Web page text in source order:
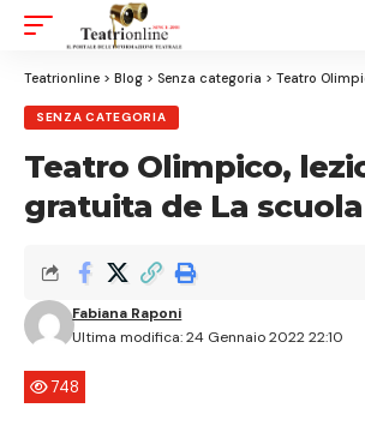
Teatrionline > Blog > Senza categoria > Teatro Olimpico,
SENZA CATEGORIA
Teatro Olimpico,
gratuita de La
Ultima modifica: 24 Gennaio 2022 22:10
Fabiana Raponi
748